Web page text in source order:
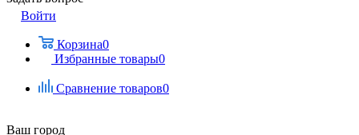
Войти
Корзина0
Избранные товары0
Сравнение товаров0
Ваш город